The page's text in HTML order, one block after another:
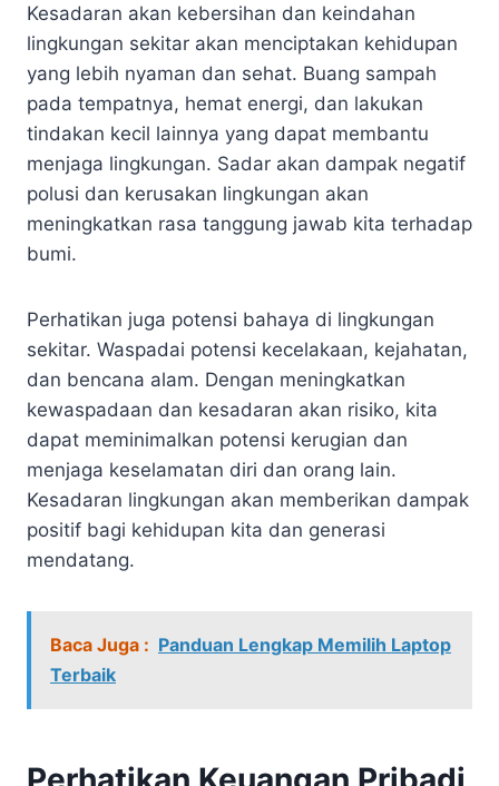
Kesadaran akan kebersihan dan keindahan
lingkungan sekitar akan menciptakan kehidupan
yang lebih nyaman dan sehat. Buang sampah
pada tempatnya, hemat energi, dan lakukan
tindakan kecil lainnya yang dapat membantu
menjaga lingkungan. Sadar akan dampak negatif
polusi dan kerusakan lingkungan akan
meningkatkan rasa tanggung jawab kita terhadap
bumi.
Perhatikan juga potensi bahaya di lingkungan
sekitar. Waspadai potensi kecelakaan, kejahatan,
dan bencana alam. Dengan meningkatkan
kewaspadaan dan kesadaran akan risiko, kita
dapat meminimalkan potensi kerugian dan
menjaga keselamatan diri dan orang lain.
Kesadaran lingkungan akan memberikan dampak
positif bagi kehidupan kita dan generasi
mendatang.
Baca Juga : Panduan Lengkap Memilih Laptop
Terbaik